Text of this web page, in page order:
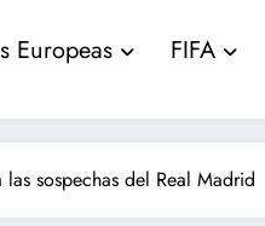
Europeas FIFA
sospechas del Real Madrid